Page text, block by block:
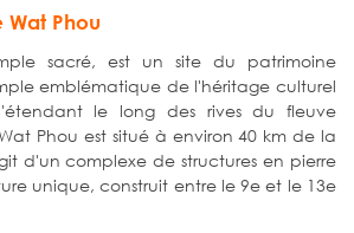
Wat Phou
sacré, est un site du patrimoine
emblématique de l'héritage culturel
le long des rives du fleuve
Phou est situé à environ 40 km de la
d'un complexe de structures en pierre
unique, construit entre le 9e et le 13e